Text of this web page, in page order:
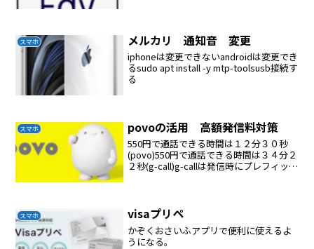
スマホ メルカリ 通知音 変更
iphoneは変更できないandroidは変更でき
るsudo apt install -y mtp-toolsusb接続す
る
スマホ povoの活用 高額発信料対策
550円で通話できる時間は１２分３０秒
(povo)550円で通話できる時間は３４分２
２秒(g-call)g-callは発信時にプレフィック
スマホ visaプリペ
かぞくおさいふアプリで便利に使えるよ
うになる。